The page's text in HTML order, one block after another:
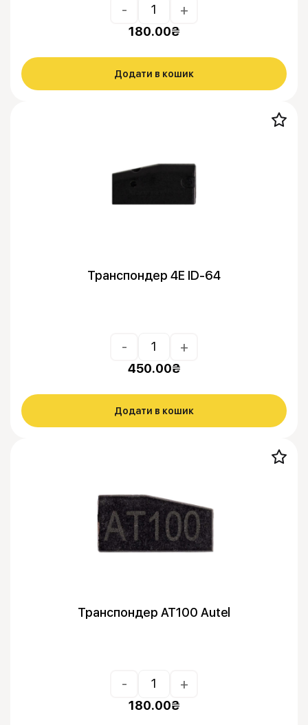
- +
180.00₴
Додати в кошик
Транспондер 4E ID-64
- +
450.00₴
Додати в кошик
Транспондер AT100 Autel
- +
180.00₴